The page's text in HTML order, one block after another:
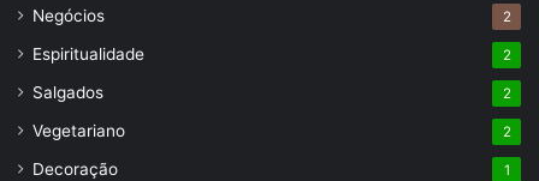
Negócios 2
Espiritualidade 2
Salgados 2
Vegetariano 2
Decoração 1